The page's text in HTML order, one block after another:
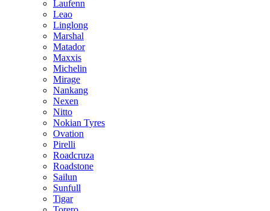
Laufenn
Leao
Linglong
Marshal
Matador
Maxxis
Michelin
Mirage
Nankang
Nexen
Nitto
Nokian Tyres
Ovation
Pirelli
Roadcruza
Roadstone
Sailun
Sunfull
Tigar